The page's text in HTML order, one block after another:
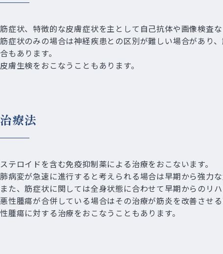
筋症状、特徴的な皮膚症状を主として自己抗体や画像検査な
筋症状のみの場合は神経疾患との区別が難しい場合があり
合もあります。
皮膚生検をおこなうこともあります。
治療法
ステロイドを含む免疫抑制薬による治療をおこないます。
肺病変が急速に進行すると考えられる場合は早期から強力な
また、筋症状に関しては全身状態に合わせて早期からのリハ
悪性腫瘍が合併している場合はその治療が筋炎を改善させ
性腫瘍に対する治療をおこなうこともあります。